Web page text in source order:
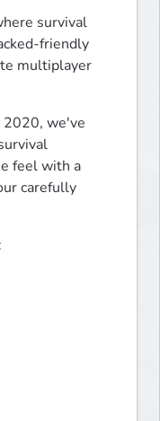
survival
friendly
multiplayer
2020, we've
feel with a
carefully